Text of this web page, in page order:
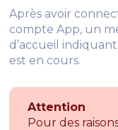
Après avoir
compte App, un
d’accueil
est en cours.
Attention
Pour des